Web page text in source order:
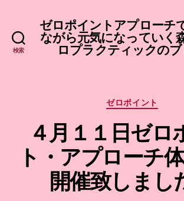
検索
ゼロポイントアプローチ
ながら元気になっていく
ロプラクティックの
カ
ゴ
リ
ー
ゼロポイント
４月１１日ゼロ
ト・アプローチ
開催致しまし